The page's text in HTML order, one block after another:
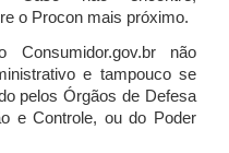
o Procon mais próximo.
não
e tampouco se
pelos Órgãos de Defesa
e Controle, ou do Poder